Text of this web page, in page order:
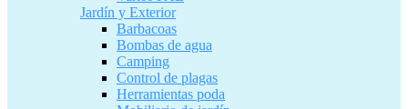
Jardín y Exterior
Barbacoas
Bombas de agua
Camping
Control de plagas
Herramientas poda